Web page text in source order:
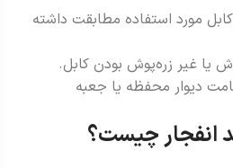
کابل مورد استفاده مطابقت داشته
یا غیر زره‌پوش بودن کابل.
دیوار محفظه یا جعبه
انفجار چیست؟